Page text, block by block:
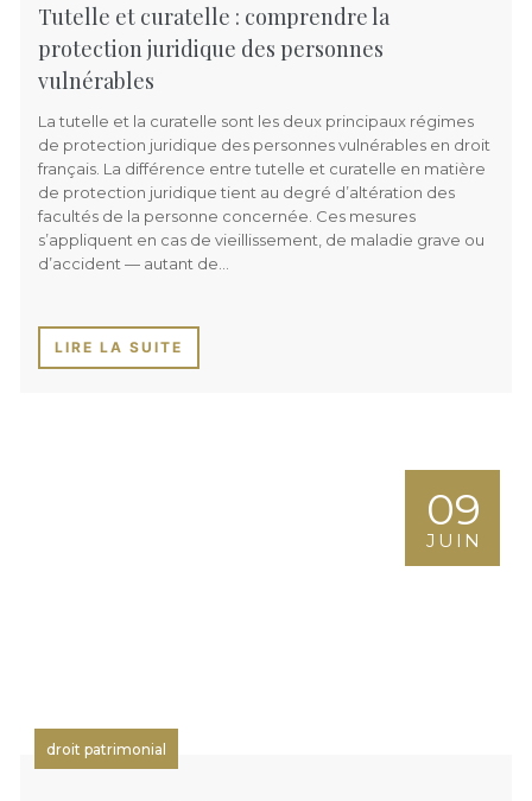
Tutelle et curatelle : comprendre la
protection juridique des personnes
vulnérables
La tutelle et la curatelle sont les deux principaux régimes
de protection juridique des personnes vulnérables en droit
français. La différence entre tutelle et curatelle en matière
de protection juridique tient au degré d’altération des
facultés de la personne concernée. Ces mesures
s’appliquent en cas de vieillissement, de maladie grave ou
d’accident — autant de…
LIRE LA SUITE
09
JUIN
droit patrimonial